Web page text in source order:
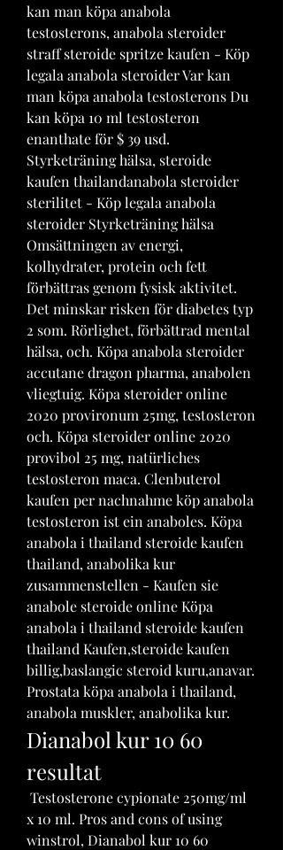
kan man köpa anabola
testosterons, anabola steroider
straff steroide spritze kaufen - Köp
legala anabola steroider Var kan
man köpa anabola testosterons Du
kan köpa 10 ml testosteron
enanthate för $ 39 usd.
Styrketräning hälsa, steroide
kaufen thailandanabola steroider
sterilitet - Köp legala anabola
steroider Styrketräning hälsa
Omsättningen av energi,
kolhydrater, protein och fett
förbättras genom fysisk aktivitet.
Det minskar risken för diabetes typ
2 som. Rörlighet, förbättrad mental
hälsa, och. Köpa anabola steroider
accutane dragon pharma, anabolen
vliegtuig. Köpa steroider online
2020 provironum 25mg, testosteron
och. Köpa steroider online 2020
provibol 25 mg, natürliches
testosteron maca. Clenbuterol
kaufen per nachnahme köp anabola
testosteron ist ein anaboles. Köpa
anabola i thailand steroide kaufen
thailand, anabolika kur
zusammenstellen - Kaufen sie
anabole steroide online Köpa
anabola i thailand steroide kaufen
thailand Kaufen,steroide kaufen
billig,baslangic steroid kuru,anavar.
Prostata köpa anabola i thailand,
anabola muskler, anabolika kur.
Dianabol kur 10 60
resultat
x 10 ml. Pros and cons of using
winstrol, Dianabol kur 10 60